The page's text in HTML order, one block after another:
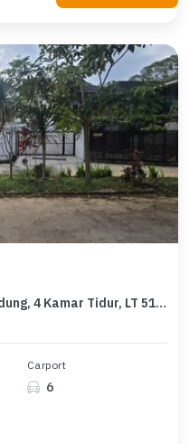
Hunian Elegan di Ciwaruga, Bandung, 4 Kamar Tidur, LT 510m²
Carport
6